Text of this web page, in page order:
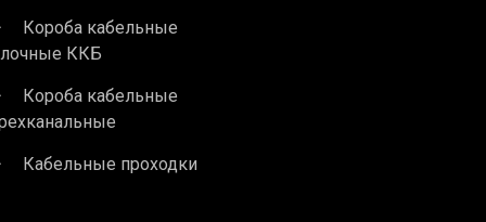
Короба кабельные
ККБ
Короба кабельные
Кабельные проходки